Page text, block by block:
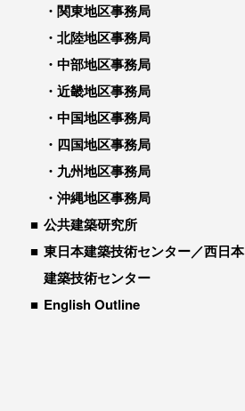
関東地区事務局
北陸地区事務局
中部地区事務局
近畿地区事務局
中国地区事務局
四国地区事務局
九州地区事務局
沖縄地区事務局
公共建築研究所
東日本建築技術センター／西日本
建築技術センター
English Outline